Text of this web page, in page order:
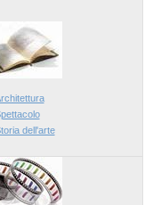
dell'arte